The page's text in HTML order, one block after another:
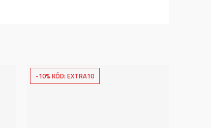
-10% KÓD: EXTRA10